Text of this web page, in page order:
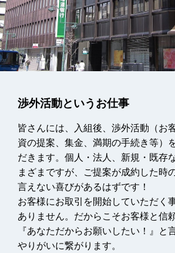
渉外活動というお仕事
皆さんには、入組後、渉外活動（お
資の提案、集金、満期の手続き等）
だきます。個人・法人、新規・既存
まざまですが、ご提案が成約した時
言えない喜びがあるはずです！
お客様にお取引を開始していただく
ありません。だからこそお客様と信
『あなただからお願いしたい！』と
やりがいに繋がります。